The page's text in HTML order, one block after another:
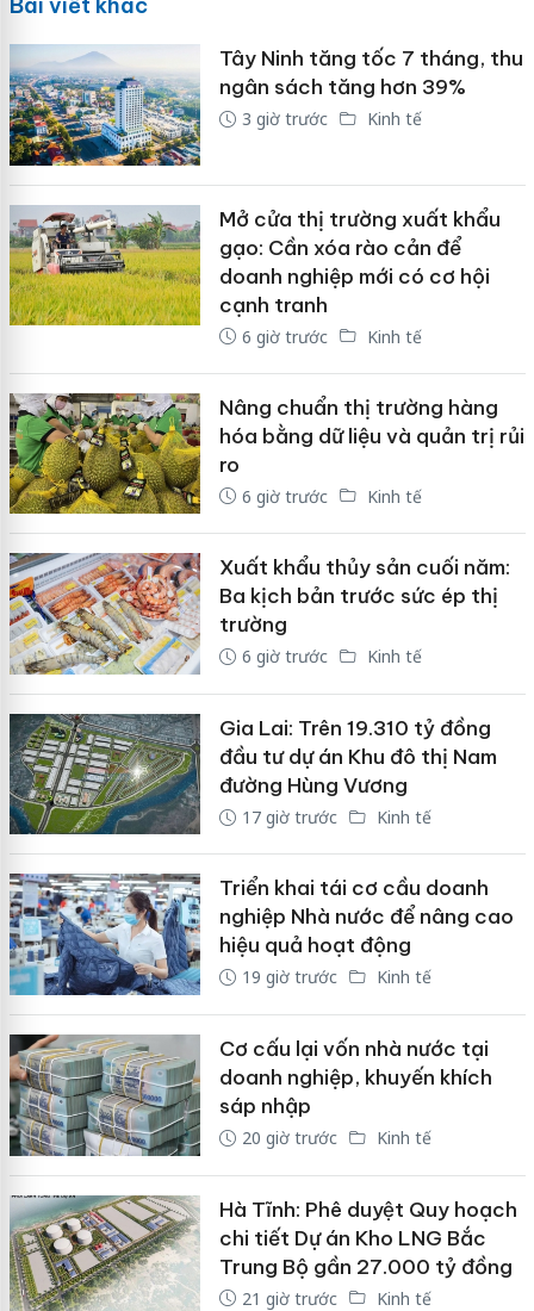
Tây Ninh tăng tốc 7 tháng, thu
ngân sách tăng hơn 39%
3 giờ trước Kinh tế
Mở cửa thị trường xuất khẩu
gạo: Cần xóa rào cản để
doanh nghiệp mới có cơ hội
cạnh tranh
6 giờ trước Kinh tế
Nâng chuẩn thị trường hàng
hóa bằng dữ liệu và quản trị rủi
ro
6 giờ trước Kinh tế
Xuất khẩu thủy sản cuối năm:
Ba kịch bản trước sức ép thị
trường
6 giờ trước Kinh tế
Gia Lai: Trên 19.310 tỷ đồng
đầu tư dự án Khu đô thị Nam
đường Hùng Vương
17 giờ trước Kinh tế
Triển khai tái cơ cầu doanh
nghiệp Nhà nước để nâng cao
hiệu quả hoạt động
19 giờ trước Kinh tế
Cơ cấu lại vốn nhà nước tại
doanh nghiệp, khuyến khích
sáp nhập
20 giờ trước Kinh tế
Hà Tĩnh: Phê duyệt Quy hoạch
chi tiết Dự án Kho LNG Bắc
Trung Bộ gần 27.000 tỷ đồng
21 giờ trước Kinh tế